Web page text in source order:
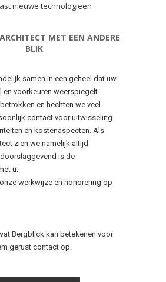
nieuwe technologieën
MET EEN ANDERE
BLIK
samen in een geheel dat uw
voorkeuren weerspiegelt.
en hechten we veel
contact voor uitwisseling
en kostenaspecten. Als
zien we namelijk altijd
is de
u.
werkwijze en honorering op
Bergblick kan betekenen voor
gerust contact op.